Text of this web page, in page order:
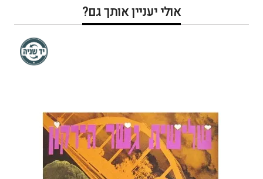
אולי יעניין אותך גם?